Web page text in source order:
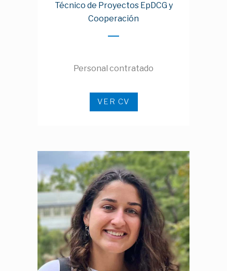
Técnico de Proyectos EpDCG y
Cooperación
Personal contratado
VER CV